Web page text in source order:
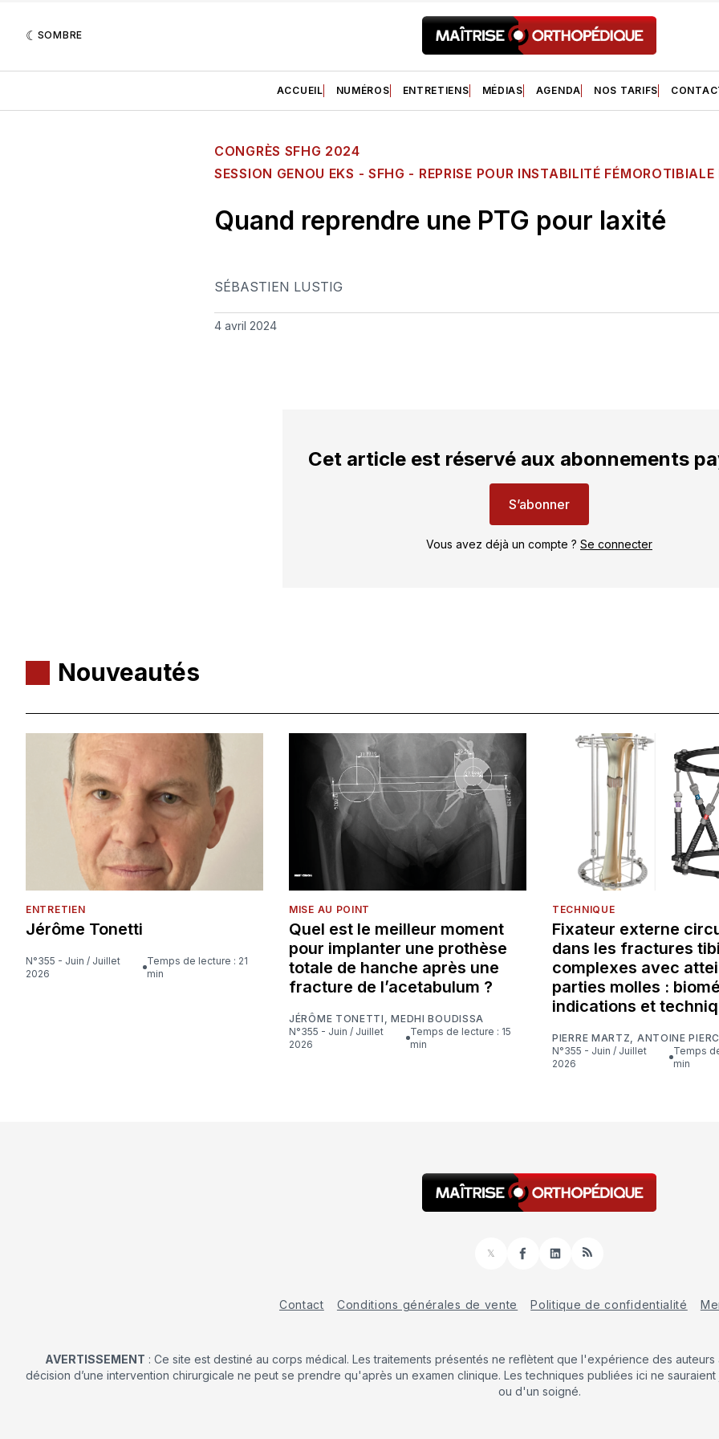
SOMBRE
ACCUEIL NUMÉROS ENTRETIENS MÉDIAS AGENDA NOS TARIFS
CONGRÈS SFHG 2024
SESSION GENOU EKS - SFHG - REPRISE POUR INSTABILITÉ
Quand reprendre une PTG pour laxité
SÉBASTIEN LUSTIG
4 avril 2024
Cet article est réservé aux abonnements
S’abonner
Vous avez déjà un compte ? Se connecter
Nouveautés
ENTRETIEN
Jérôme Tonetti
N°355 - Juin / Juillet
2026
Temps de lecture : 21
min
MISE AU POINT
Quel est le meilleur moment
pour implanter une prothèse
totale de hanche après une
fracture de l’acetabulum ?
JÉRÔME TONETTI ,MEDHI BOUDISSA
N°355 - Juin / Juillet
2026
Temps de lecture : 15
min
TECHNIQUE
Fixateur externe
dans les fractures
complexes avec
parties molles :
indications et
PIERRE MARTZ
ANTOINE
N°355 - Juin / Juillet
2026
Temps de lecture : 16
min
𝕏
FacebookLinkedInRSS
Contact Conditions générales de vente Politique de confidentialité
AVERTISSEMENT : Ce site est destiné au corps médical. Les traitements présentés ne reflètent que l'expérience des
décision d’une intervention chirurgicale ne peut se prendre qu'après un examen clinique. Les techniques publiées ici ne
ou d'un soigné.